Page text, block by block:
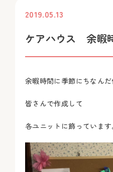
2019.05.13
ケアハウス 余
余暇時間に季節にちなん
皆さんで作成して
各ユニットに飾っています